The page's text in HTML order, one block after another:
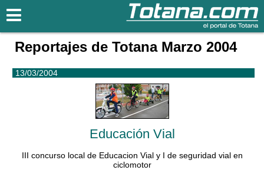
Reportajes de Totana Marzo 2004
13/03/2004
Educación Vial
III concurso local de Educacion Vial y I de seguridad vial en
ciclomotor